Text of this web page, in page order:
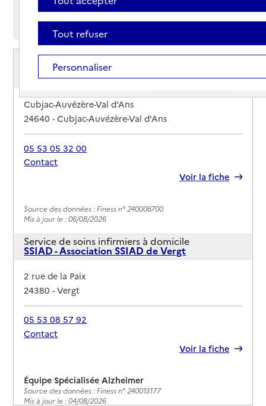
Afficher les résultats par:
Service de soins infirmiers à domicile
SSIAD - Association de Soins Services d'Aide à
Domicile
Adresse
Cubjac-Auvézère-Val d'Ans
24640-Cubjac-Auvézère-Val d'Ans
05 53 05 32 00
Contact
Voir la fiche
Source des données : Finess n° 240006700
Mis à jour le : 06/08/2026
Service de soins infirmiers à domicile
SSIAD - Association SSIAD de Vergt
Adresse
2 rue de la Paix
24380-Vergt
05 53 08 57 92
Contact
Voir la fiche
Équipe Spécialisée Alzheimer
Source des données : Finess n° 240013177
Mis à jour le : 04/08/2026
Tout refuser
Personnaliser